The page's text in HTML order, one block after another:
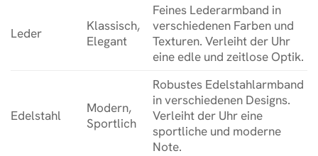
Leder
Klassisch,
Elegant
Feines Lederarmband in
verschiedenen Farben und
Texturen. Verleiht der Uhr
eine edle und zeitlose Optik.
Edelstahl
Modern,
Sportlich
Robustes Edelstahlarmband
in verschiedenen Designs.
Verleiht der Uhr eine
sportliche und moderne
Note.